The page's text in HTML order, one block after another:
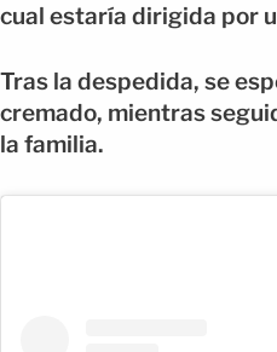
cual estaría dirigida por
Tras la despedida, se
cremado, mientras
la familia.